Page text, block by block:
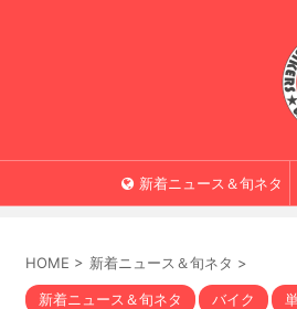
新着ニュース＆旬ネタ
HOME > 新着ニュース＆旬ネタ >
新着ニュース＆旬ネタ バイク